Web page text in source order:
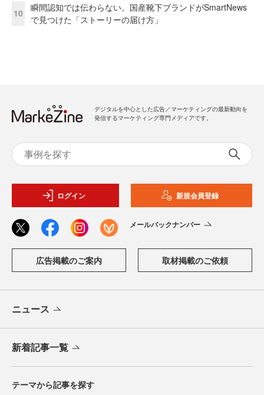
10
瞬間認知では伝わらない。国産靴下ブランドがSmartNews
で見つけた「ストーリーの届け方」
デジタルを中心とした広告／マーケティングの最新動向を
発信するマーケティング専門メディアです。
ログイン 新規会員登録
メールバックナンバー
広告掲載のご案内 取材掲載のご依頼
ニュース
新着記事一覧
テーマから記事を探す